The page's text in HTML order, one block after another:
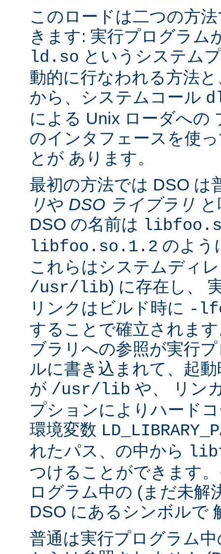
このロードは二つの方
きます: 実行プログラム
ld.so というシステム
動的に行なわれる方法
から、システムコール
による Unix ローダへの
のインタフェースを使
とが あります。
最初の方法では DSO は
リや DSO ライブラリ
DSO の名前は
libfoo.so.1.2 のよう
これらはシステムディ
/usr/lib) に存在し、
リンクはビルド時に -
することで確立されま
ブラリへの参照が実行
ルに書き込まれて、起
が /usr/lib や、 リン
プションによりハード
環境変数
れたパス、の中から
つけることができます
ログラム中の (まだ未解
DSO にあるシンボルで
普通は実行プログラム